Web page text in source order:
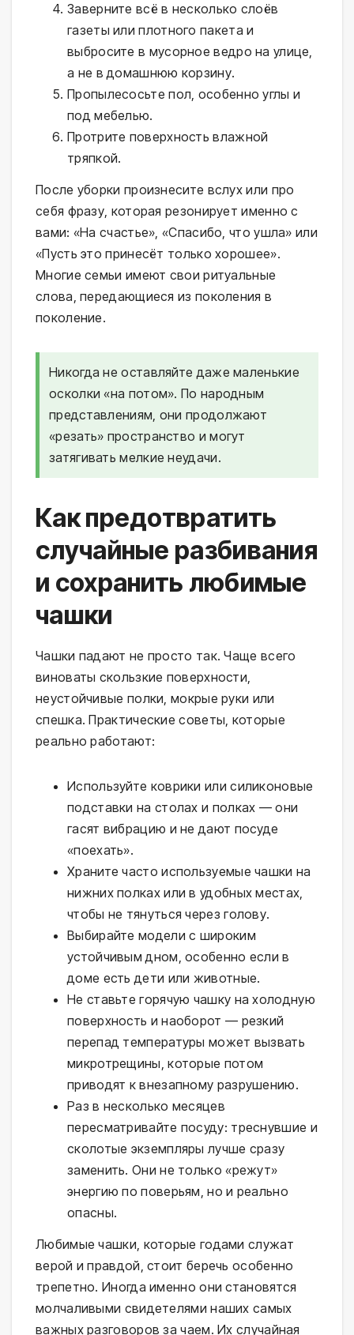
Заверните всё в несколько слоёв
газеты или плотного пакета и
выбросите в мусорное ведро на улице,
а не в домашнюю корзину.
Пропылесосьте пол, особенно углы и
под мебелью.
Протрите поверхность влажной
тряпкой.
После уборки произнесите вслух или про
себя фразу, которая резонирует именно с
вами: «На счастье», «Спасибо, что ушла» или
«Пусть это принесёт только хорошее».
Многие семьи имеют свои ритуальные
слова, передающиеся из поколения в
поколение.
Никогда не оставляйте даже маленькие
осколки «на потом». По народным
представлениям, они продолжают
«резать» пространство и могут
затягивать мелкие неудачи.
Как предотвратить
случайные разбивания
и сохранить любимые
чашки
Чашки падают не просто так. Чаще всего
виноваты скользкие поверхности,
неустойчивые полки, мокрые руки или
спешка. Практические советы, которые
реально работают:
Используйте коврики или силиконовые
подставки на столах и полках — они
гасят вибрацию и не дают посуде
«поехать».
Храните часто используемые чашки на
нижних полках или в удобных местах,
чтобы не тянуться через голову.
Выбирайте модели с широким
устойчивым дном, особенно если в
доме есть дети или животные.
Не ставьте горячую чашку на холодную
поверхность и наоборот — резкий
перепад температуры может вызвать
микротрещины, которые потом
приводят к внезапному разрушению.
Раз в несколько месяцев
пересматривайте посуду: треснувшие и
сколотые экземпляры лучше сразу
заменить. Они не только «режут»
энергию по поверьям, но и реально
опасны.
Любимые чашки, которые годами служат
верой и правдой, стоит беречь особенно
трепетно. Иногда именно они становятся
молчаливыми свидетелями наших самых
важных разговоров за чаем. Их случайная